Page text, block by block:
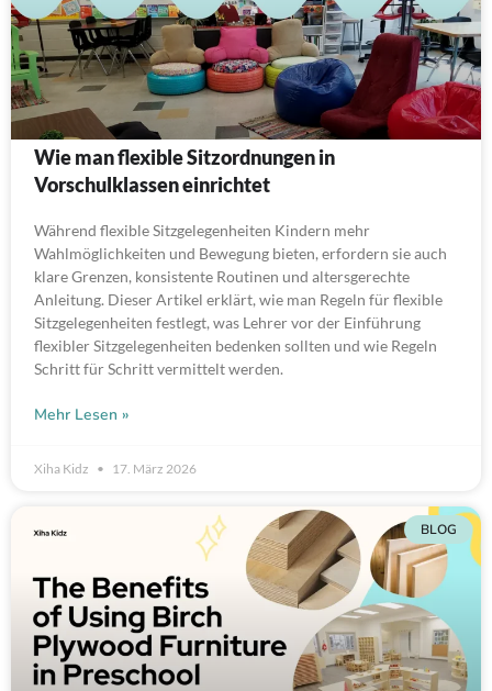
Wie man flexible Sitzordnungen in
Vorschulklassen einrichtet
Während flexible Sitzgelegenheiten Kindern mehr
Wahlmöglichkeiten und Bewegung bieten, erfordern sie auch
klare Grenzen, konsistente Routinen und altersgerechte
Anleitung. Dieser Artikel erklärt, wie man Regeln für flexible
Sitzgelegenheiten festlegt, was Lehrer vor der Einführung
flexibler Sitzgelegenheiten bedenken sollten und wie Regeln
Schritt für Schritt vermittelt werden.
Mehr Lesen »
Xiha Kidz 17. März 2026
BLOG